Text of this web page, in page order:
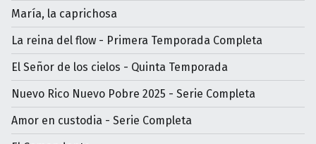
María, la caprichosa
La reina del flow - Primera Temporada Completa
El Señor de los cielos - Quinta Temporada
Nuevo Rico Nuevo Pobre 2025 - Serie Completa
Amor en custodia - Serie Completa